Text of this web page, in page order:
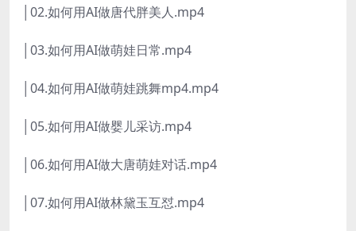
│02.如何用AI做唐代胖美人.mp4
│03.如何用AI做萌娃日常.mp4
│04.如何用AI做萌娃跳舞mp4.mp4
│05.如何用AI做婴儿采访.mp4
│06.如何用AI做大唐萌娃对话.mp4
│07.如何用AI做林黛玉互怼.mp4